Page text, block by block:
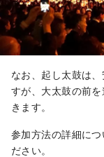
なお、起し太鼓は
すが、大太鼓の前
きます。
参加方法の詳細に
ださい。